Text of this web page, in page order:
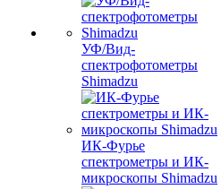
УФ/Вид-
спектрофотометры
Shimadzu
ИК-Фурье
спектрометры и ИК-
микроскопы Shimadzu